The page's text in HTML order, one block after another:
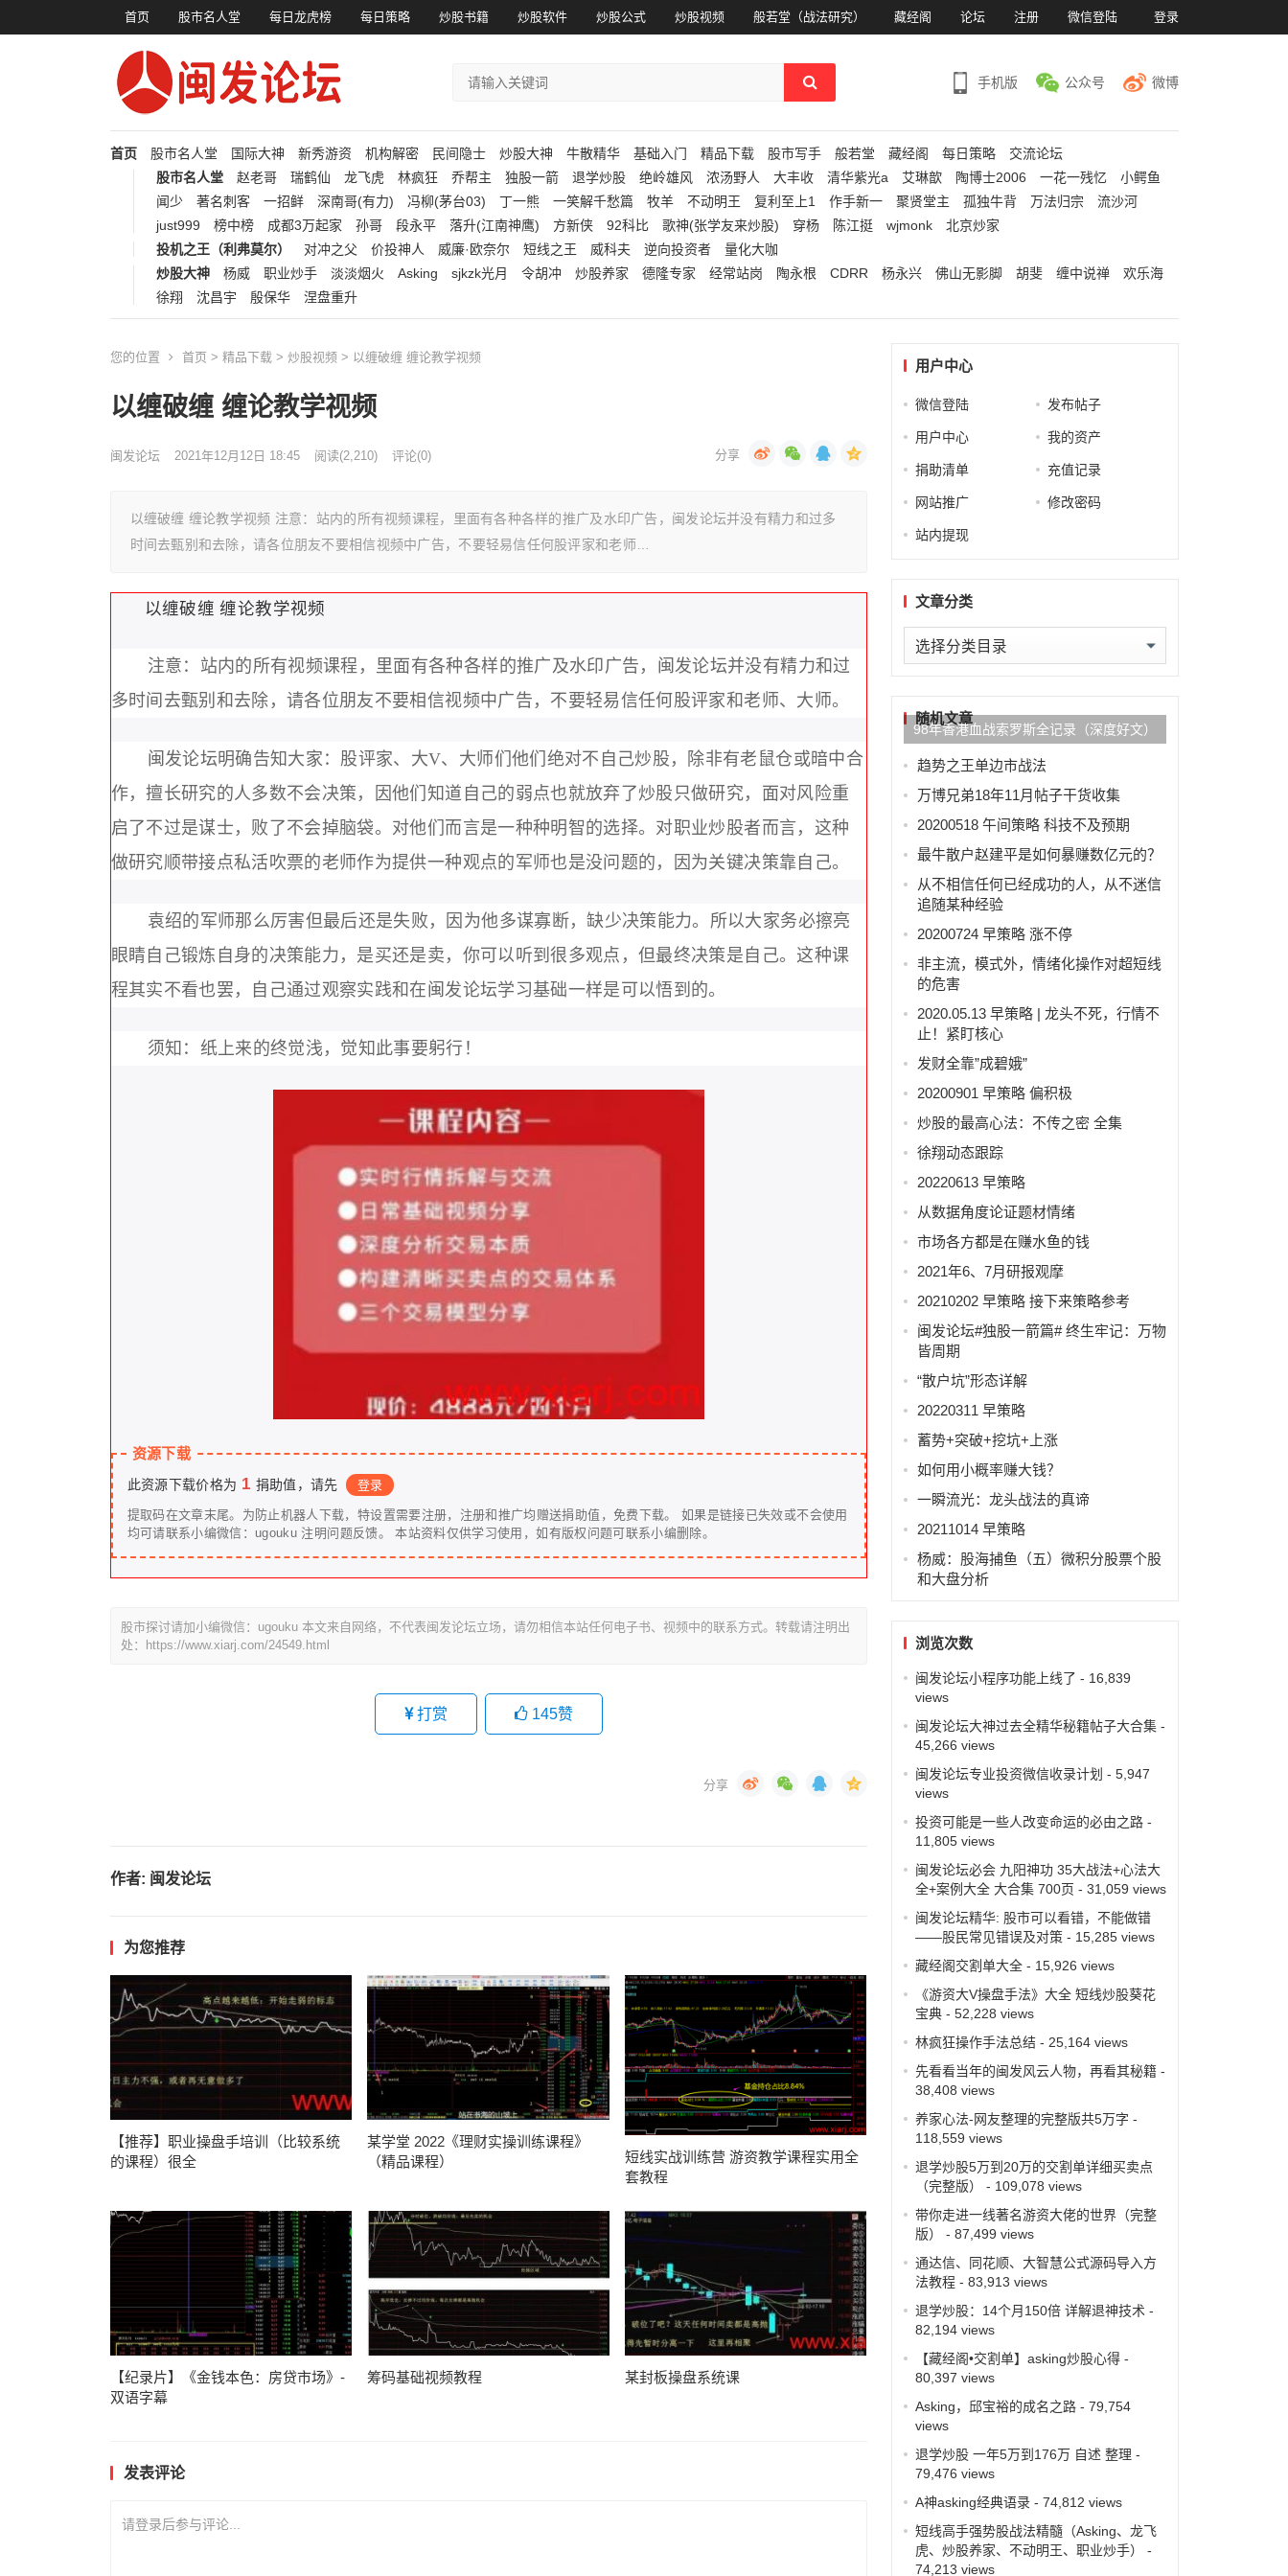
首页 股市名人堂 每日龙虎榜 每日策略 炒股书籍 炒股软件 炒股公式 炒股视频 般若堂（战法研究） 藏经阁 论坛 注册 微信登陆 登录
手机版 公众号 微博
首页 股市名人堂 国际大神 新秀游资 机构解密 民间隐士 炒股大神 牛散精华 基础入门 精品下载 股市写手 般若堂 藏经阁 每日策略
交流论坛
股市名人堂
赵老哥 瑞鹤仙 龙飞虎 林疯狂 乔帮主 独股一箭 退学炒股 绝岭雄风 浓汤野人 大丰收 清华紫光a 艾琳歆 陶博士2006 一花一残忆
小鳄鱼
闻少
著名刺客 一招鲜 深南哥(有力) 冯柳(茅台03) 丁一熊 一笑解千愁篇 牧羊 不动明王 复利至上1 作手新一 聚贤堂主 孤独牛背 万法归宗
流沙河
just999
榜中榜 成都3万起家 孙哥 段永平 落升(江南神鹰) 方新侠 92科比 歌神(张学友来炒股) 穿杨 陈江挺 wjmonk
北京炒家
投机之王（利弗莫尔）
对冲之父 价投神人 威廉·欧奈尔 短线之王 威科夫 逆向投资者
量化大咖
炒股大神
杨威 职业炒手 淡淡烟火 Asking sjkzk光月 令胡冲 炒股养家 德隆专家 经常站岗 陶永根 CDRR 杨永兴 佛山无影脚 胡斐 缠中说禅
欢乐海
徐翔
沈昌宇 殷保华 涅盘重升
您的位置 首页 > 精品下载> 炒股视频 > 以缠破缠 缠论教学视频
以缠破缠 缠论教学视频
闽发论坛 2021年12月12日 18:45 阅读(2,210) 评论(0)
以缠破缠 缠论教学视频 注意：站内的所有视频课程，里面有各种各样的推广及水印广告，闽发论坛并没有精力和过多
时间去甄别和去除，请各位朋友不要相信视频中广告，不要轻易信任何股评家和老师…
以缠破缠 缠论教学视频
注意：站内的所有视频课程，里面有各种各样的推广及水印广告，闽发论坛并没有精力和过
多时间去甄别和去除，请各位朋友不要相信视频中广告，不要轻易信任何股评家和老师、大师。
闽发论坛明确告知大家：股评家、大V、大师们他们绝对不自己炒股，除非有老鼠仓或暗中合
作，擅长研究的人多数不会决策，因他们知道自己的弱点也就放弃了炒股只做研究，面对风险重
启了不过是谋士，败了不会掉脑袋。对他们而言是一种种明智的选择。对职业炒股者而言，这种
做研究顺带接点私活吹票的老师作为提供一种观点的军师也是没问题的，因为关键决策靠自己。
袁绍的军师那么厉害但最后还是失败，因为他多谋寡断，缺少决策能力。所以大家务必擦亮
眼睛自己锻炼自身的决策能力，是买还是卖，你可以听到很多观点，但最终决策是自己。这种课
程其实不看也罢，自己通过观察实践和在闽发论坛学习基础一样是可以悟到的。
须知：纸上来的终觉浅，觉知此事要躬行！
资源下载
此资源下载价格为 1 捐助值，请先 登录
提取码在文章末尾。为防止机器人下载，特设置需要注册，注册和推广均赠送捐助值，免费下载。 如果是链接已失效或不会使用
均可请联系小编微信：ugouku 注明问题反馈。 本站资料仅供学习使用，如有版权问题可联系小编删除。
股市探讨请加小编微信：ugouku 本文来自网络，不代表闽发论坛立场，请勿相信本站任何电子书、视频中的联系方式。转载请注明出
处：https://www.xiarj.com/24549.html
打赏 145赞
作者: 闽发论坛
为您推荐
【推荐】职业操盘手培训（比较系统
的课程）很全
某学堂 2022《理财实操训练课程》
（精品课程）
短线实战训练营 游资教学课程实用全
套教程
【纪录片】《金钱本色：房贷市场》-
双语字幕
筹码基础视频教程 某封板操盘系统课
发表评论
请登录后参与评论...
用户中心
微信登陆 发布帖子
用户中心 我的资产
捐助清单 充值记录
网站推广 修改密码
站内提现
文章分类
文
章
类随机文章
98年香港血战索罗斯全记录（深度好文）
趋势之王单边市战法
万博兄弟18年11月帖子干货收集
20200518 午间策略 科技不及预期
最牛散户赵建平是如何暴赚数亿元的？
从不相信任何已经成功的人，从不迷信
追随某种经验
20200724 早策略 涨不停
非主流，模式外，情绪化操作对超短线
的危害
2020.05.13 早策略 | 龙头不死，行情不
止！紧盯核心
发财全靠”成碧娥”
20200901 早策略 偏积极
炒股的最高心法：不传之密 全集
徐翔动态跟踪
20220613 早策略
从数据角度论证题材情绪
市场各方都是在赚水鱼的钱
2021年6、7月研报观摩
20210202 早策略 接下来策略参考
闽发论坛#独股一箭篇# 终生牢记：万物
皆周期
“散户坑”形态详解
20220311 早策略
蓄势+突破+挖坑+上涨
如何用小概率赚大钱？
一瞬流光：龙头战法的真谛
20211014 早策略
杨威：股海捕鱼（五）微积分股票个股
和大盘分析
浏览次数
闽发论坛小程序功能上线了 - 16,839
views
闽发论坛大神过去全精华秘籍帖子大合集-
45,266 views
闽发论坛专业投资微信收录计划 - 5,947
views
投资可能是一些人改变命运的必由之路-
11,805 views
闽发论坛必会 九阳神功 35大战法+心法大
全+案例大全 大合集 700页 - 31,059 views
闽发论坛精华: 股市可以看错，不能做错
——股民常见错误及对策- 15,285 views
藏经阁交割单大全- 15,926 views
《游资大V操盘手法》大全 短线炒股葵花
宝典- 52,228 views
林疯狂操作手法总结- 25,164 views
先看看当年的闽发风云人物，再看其秘籍-
38,408 views
养家心法-网友整理的完整版共5万字 -
118,559 views
退学炒股5万到20万的交割单详细买卖点
（完整版）
- 109,078 views
带你走进一线著名游资大佬的世界（完整
版）
- 87,499 views
通达信、同花顺、大智慧公式源码导入方
法教程- 83,913 views
退学炒股：14个月150倍 详解退神技术 -
82,194 views
【藏经阁•交割单】asking炒股心得-
80,397 views
Asking，邱宝裕的成名之路- 79,754
views
退学炒股 一年5万到176万 自述 整理 -
79,476 views
A神asking经典语录- 74,812 views
短线高手强势股战法精髓（Asking、龙飞
虎、炒股养家、不动明王、职业炒手）
-
74,213 views